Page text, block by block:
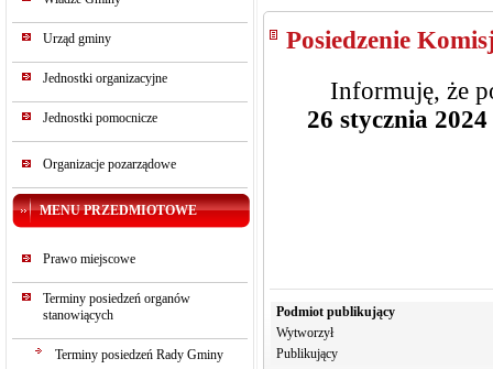
Urząd gminy
Jednostki organizacyjne
Jednostki pomocnicze
Organizacje pozarządowe
MENU PRZEDMIOTOWE
Prawo miejscowe
Terminy posiedzeń organów
stanowiących
Terminy posiedzeń Rady Gminy
Posiedzenie
Informuję, że
26 stycznia
Podmiot publikujący
Wytworzył
Publikujący